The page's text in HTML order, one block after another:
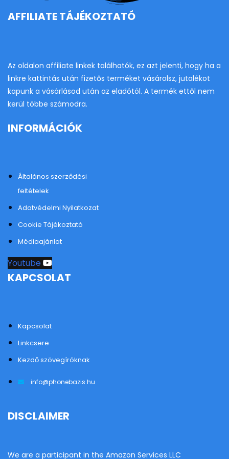
AFFILIATE TÁJÉKOZTATÓ
Az oldalon affiliate linkek találhatók, ez azt jelenti, hogy ha a
linkre kattintás után fizetős terméket vásárolsz, jutalékot
kapunk a vásárlásod után az eladótól. A termék ettől nem
kerül többe számodra.
INFORMÁCIÓK
Általános szerződési
feltételek
Adatvédelmi Nyilatkozat
Cookie Tájékoztató
Médiaajánlat
Youtube
KAPCSOLAT
Kapcsolat
Linkcsere
Kezdő szövegíróknak
info@phonebazis.hu
DISCLAIMER
We are a participant in the Amazon Services LLC